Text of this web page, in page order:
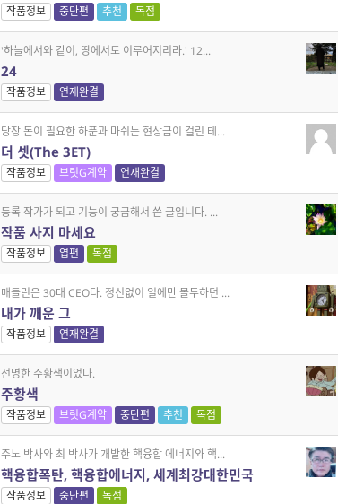
작품정보 중단편 추천 독점
'하늘에서와 같이, 땅에서도 이루어지리라.' 12...
24
작품정보 연재완결
당장 돈이 필요한 하푼과 마쉬는 현상금이 걸린 테...
더 셋(The 3ET)
작품정보 브릿G계약 연재완결
등록 작가가 되고 기능이 궁금해서 쓴 글입니다. ...
작품 사지 마세요
작품정보 엽편 독점
매들린은 30대 CEO다. 정신없이 일에만 몰두하던 ...
내가 깨운 그
작품정보 연재완결
선명한 주황색이었다.
주황색
작품정보 브릿G계약 중단편 추천 독점
주노 박사와 최 박사가 개발한 핵융합 에너지와 핵...
핵융합폭탄, 핵융합에너지, 세계최강대한민국
작품정보 중단편 독점